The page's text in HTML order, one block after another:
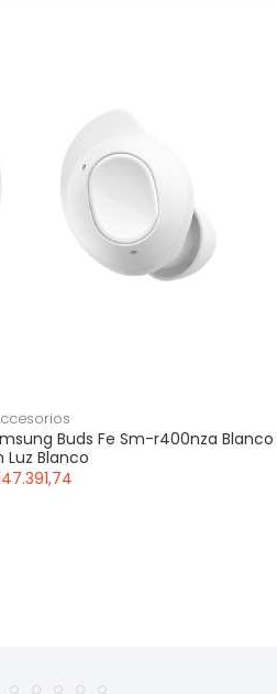
Buds Fe Sm-r400nza Blanco
Luz Blanco